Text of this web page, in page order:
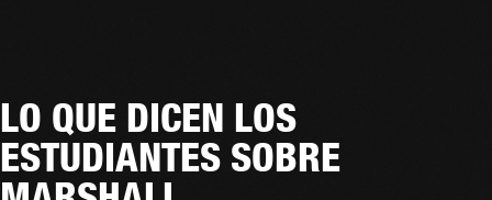
LO QUE DICEN LOS
ESTUDIANTES SOBRE